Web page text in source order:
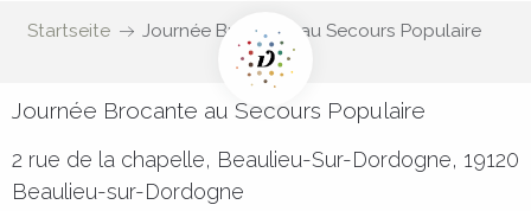
Startseite Journée Brocante au Secours Populaire
Journée Brocante au Secours Populaire
2 rue de la chapelle, Beaulieu-Sur-Dordogne, 19120
Beaulieu-sur-Dordogne